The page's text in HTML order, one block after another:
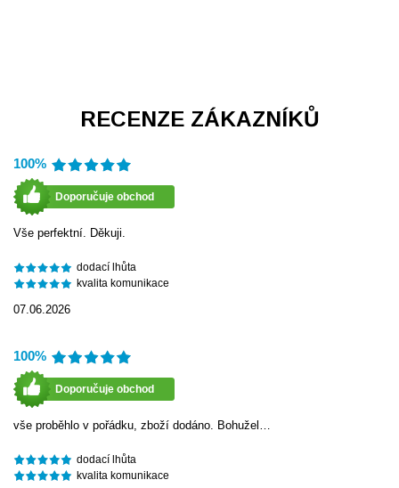
RECENZE ZÁKAZNÍKŮ
100%
Doporučuje obchod
Vše perfektní. Děkuji.
dodací lhůta
kvalita komunikace
07.06.2026
100%
Doporučuje obchod
vše proběhlo v pořádku, zboží dodáno. Bohužel…
dodací lhůta
kvalita komunikace